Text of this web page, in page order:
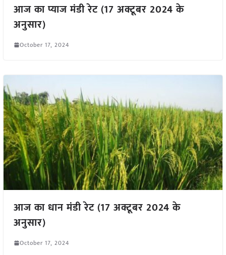
आज का प्याज मंडी रेट (17 अक्टूबर 2024 के
अनुसार)
October 17, 2024
आज का धान मंडी रेट (17 अक्टूबर 2024 के
अनुसार)
October 17, 2024